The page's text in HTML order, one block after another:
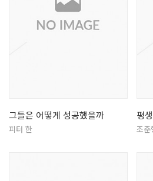
그들은 어떻게 성공했을까
피터 한
평
조준